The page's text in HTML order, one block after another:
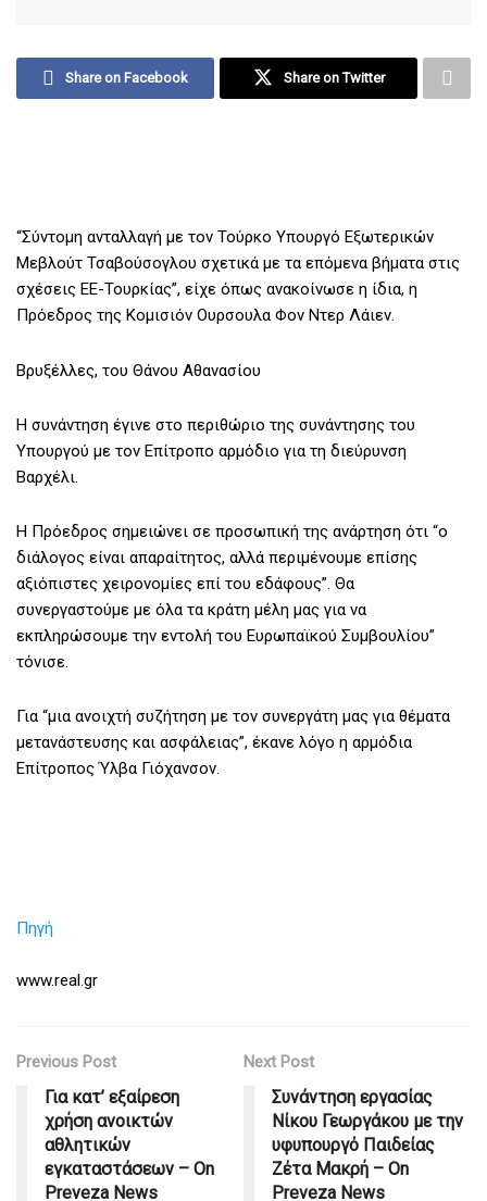
Share on Facebook Share on Twitter
“Σύντομη ανταλλαγή με τον Τούρκο Υπουργό Εξωτερικών
Μεβλούτ Τσαβούσογλου σχετικά με τα επόμενα βήματα στις
σχέσεις ΕΕ-Τουρκίας”, είχε όπως ανακοίνωσε η ίδια, η
Πρόεδρος της Κομισιόν Ουρσουλα Φον Ντερ Λάιεν.
Βρυξέλλες, του Θάνου Αθανασίoυ
Η συνάντηση έγινε στο περιθώριο της συνάντησης του
Υπουργού με τον Επίτροπο αρμόδιο για τη διεύρυνση
Βαρχέλι.
Η Πρόεδρος σημειώνει σε προσωπική της ανάρτηση ότι “ο
διάλογος είναι απαραίτητος, αλλά περιμένουμε επίσης
αξιόπιστες χειρονομίες επί του εδάφους”. Θα
συνεργαστούμε με όλα τα κράτη μέλη μας για να
εκπληρώσουμε την εντολή του Ευρωπαϊκού Συμβουλίου”
τόνισε.
Για “μια ανοιχτή συζήτηση με τον συνεργάτη μας για θέματα
μετανάστευσης και ασφάλειας”, έκανε λόγο η αρμόδια
Επίτροπος Ύλβα Γιόχανσον.
Πηγή
www.real.gr
Previous Post
Για κατ’ εξαίρεση
χρήση ανοικτών
αθλητικών
εγκαταστάσεων – On
Preveza News
Next Post
Συνάντηση εργασίας
Νίκου Γεωργάκου με την
υφυπουργό Παιδείας
Ζέτα Μακρή – On
Preveza News